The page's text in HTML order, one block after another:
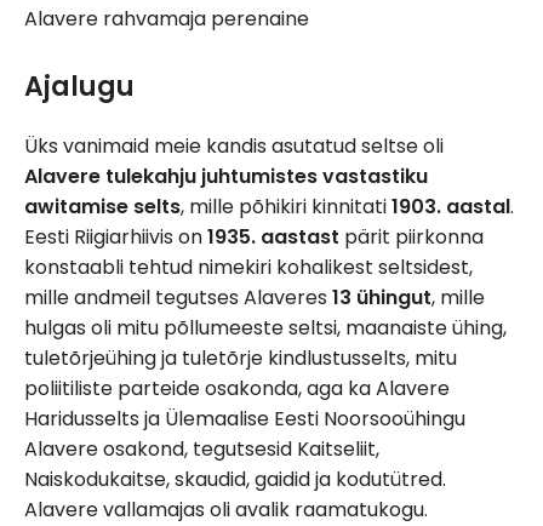
Ajalugu
Üks vanimaid meie kandis asutatud seltse oli
Alavere tulekahju juhtumistes vastastiku
awitamise selts, mille põhikiri kinnitati1903. aastal.
Eesti Riigiarhiivis on1935. aastast pärit piirkonna
konstaabli tehtud nimekiri kohalikest seltsidest,
mille andmeil tegutses Alaveres 13 ühingut, mille
hulgas oli mitu põllumeeste seltsi, maanaiste ühing,
tuletõrjeühing ja tuletõrje kindlustusselts, mitu
poliitiliste parteide osakonda, aga ka Alavere
Haridusselts ja Ülemaalise Eesti Noorsooühingu
Alavere osakond, tegutsesid Kaitseliit,
Naiskodukaitse, skaudid, gaidid ja kodutütred.
Alavere vallamajas oli avalik raamatukogu.
Alavere rahvamaja perenaine